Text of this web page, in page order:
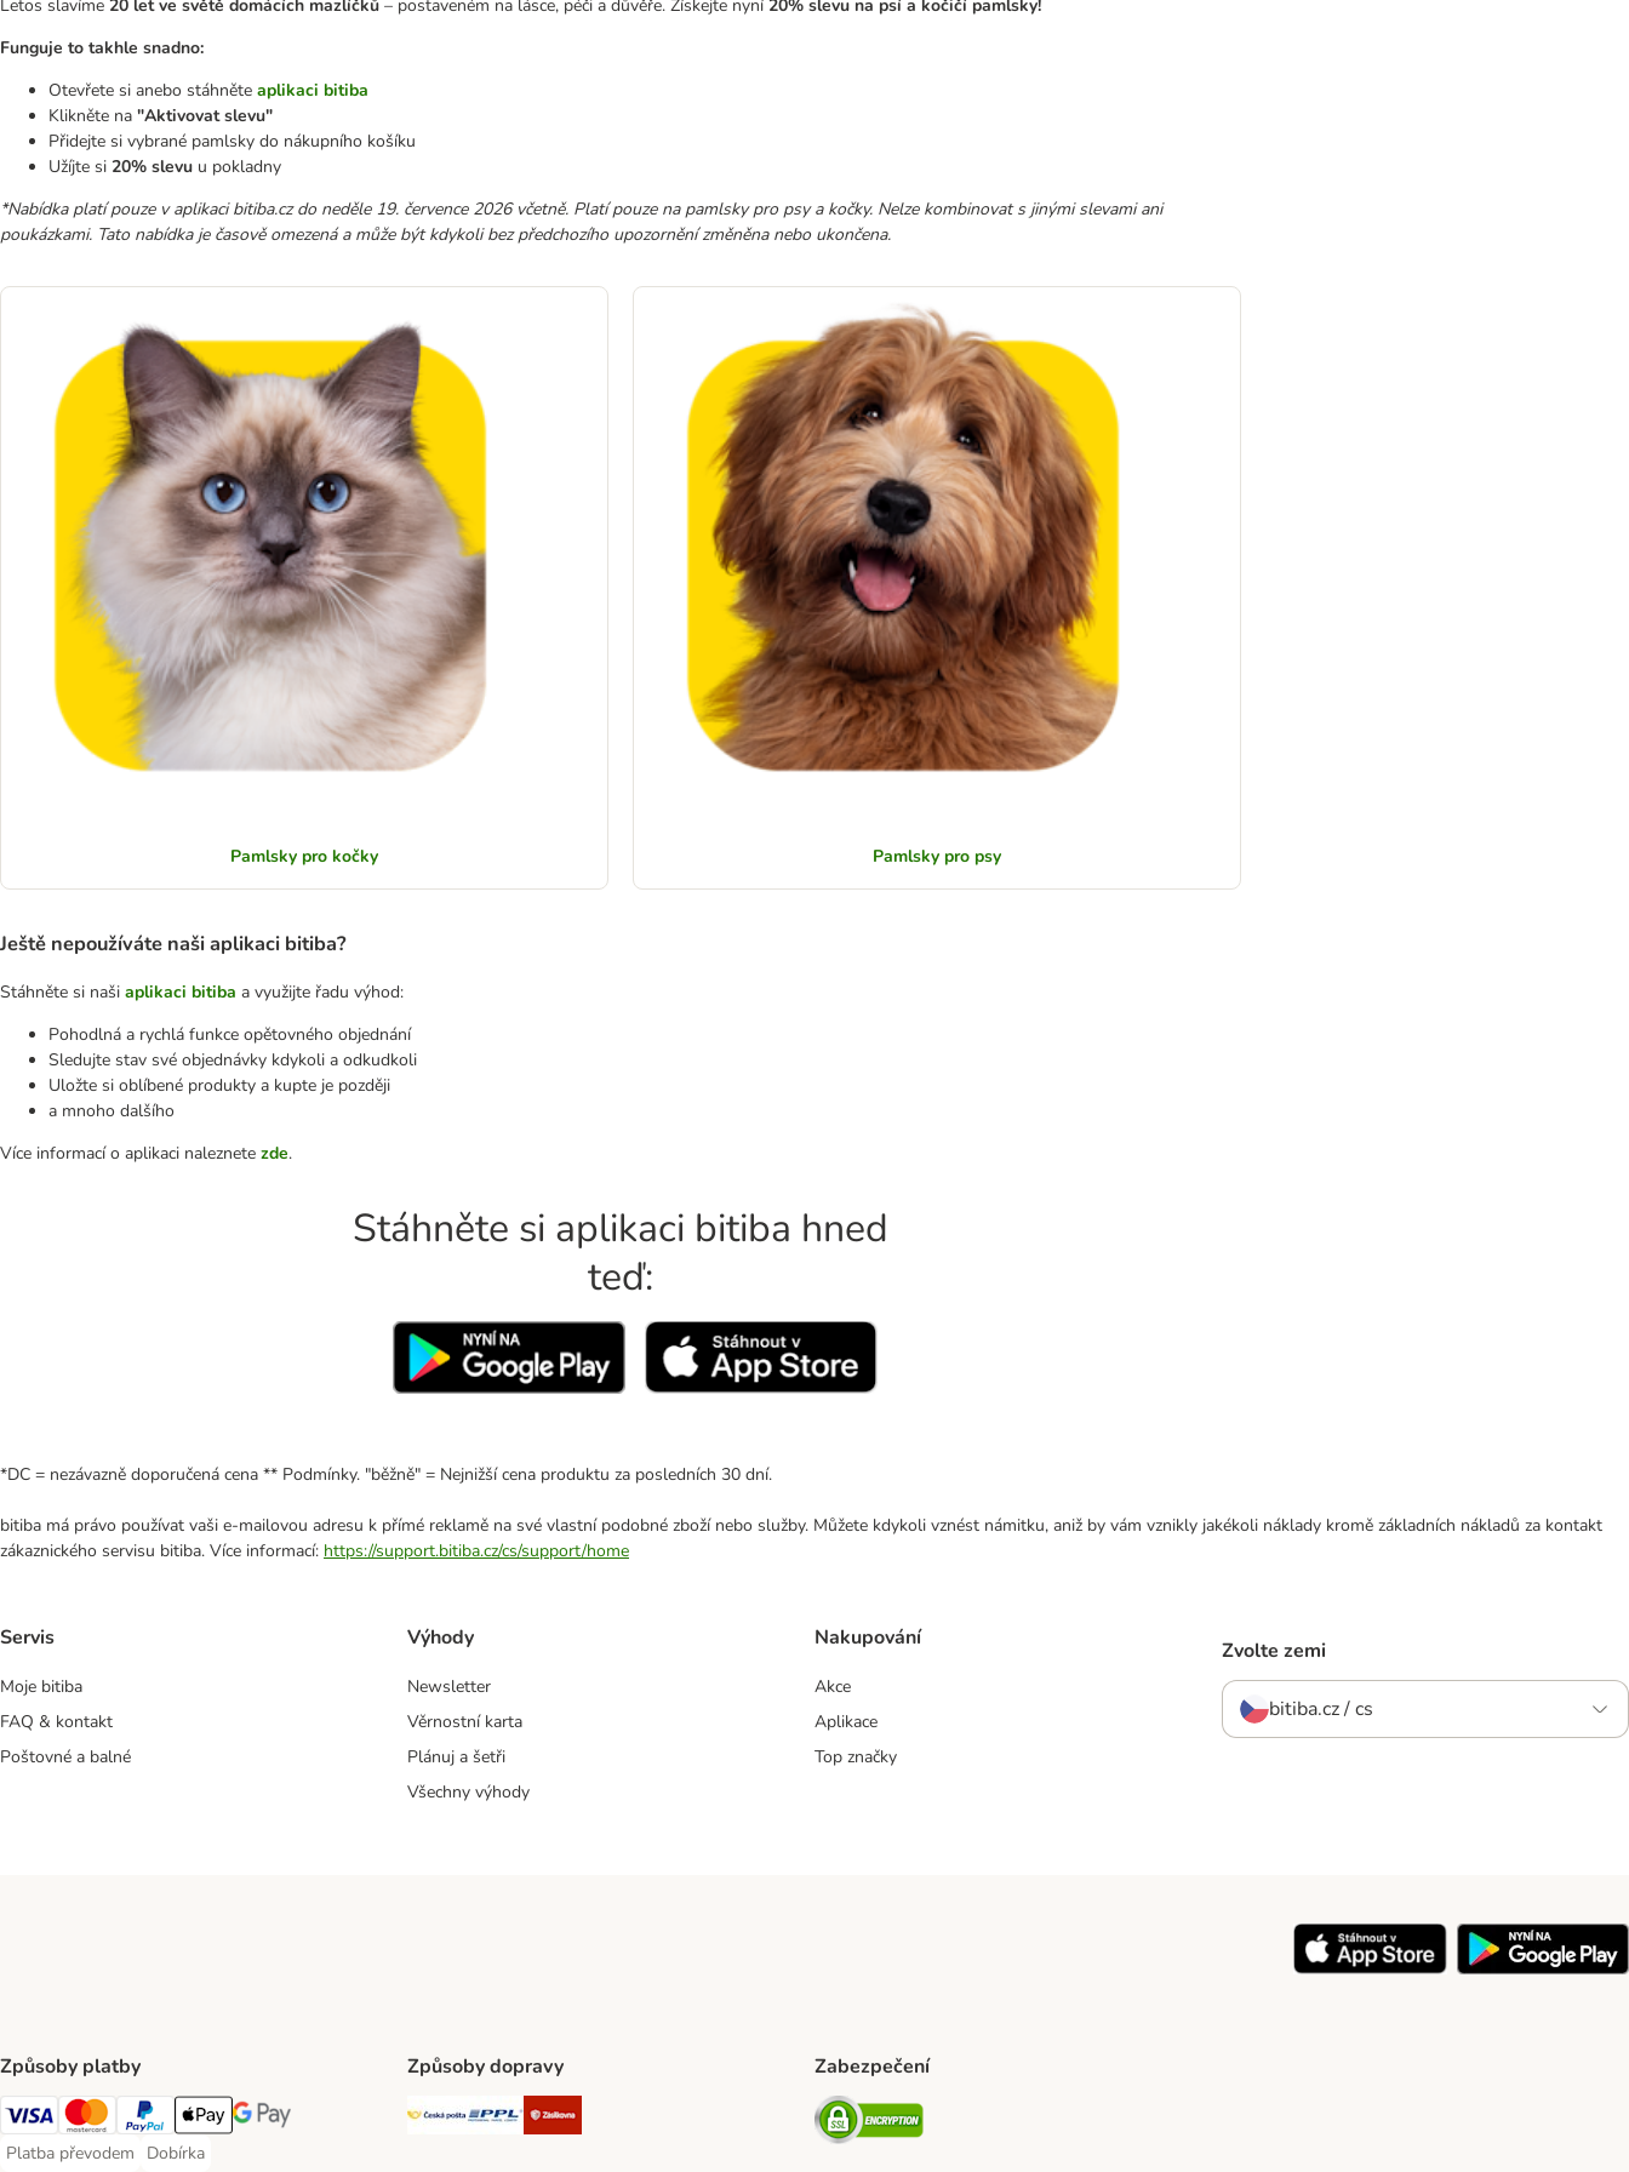
Letos slavíme 20 let ve světě domácích mazlíčků – postaveném na lásce, péči a důvěře. Získejte nyní20% slevu na psí a kočičí pamlsky!
Funguje to takhle snadno:
Otevřete si anebo stáhněte aplikaci bitiba
Klikněte na "Aktivovat slevu"
Přidejte si vybrané pamlsky do nákupního košíku
Užíjte si 20% slevu u pokladny
*Nabídka platí pouze v aplikaci bitiba.cz do neděle 19. července 2026 včetně. Platí pouze na pamlsky pro psy a kočky. Nelze kombinovat s jinými slevami ani
poukázkami. Tato nabídka je časově omezená a může být kdykoli bez předchozího upozornění změněna nebo ukončena.
Pamlsky pro kočky Pamlsky pro psy
Ještě nepoužíváte naši aplikaci bitiba?
Stáhněte si naši aplikaci bitiba a využijte řadu výhod:
Pohodlná a rychlá funkce opětovného objednání
Sledujte stav své objednávky kdykoli a odkudkoli
Uložte si oblíbené produkty a kupte je později
a mnoho dalšího
Více informací o aplikaci naleznete zde.
Stáhněte si aplikaci bitiba hned
teď:
*DC = nezávazně doporučená cena ** Podmínky. "běžně" = Nejnižší cena produktu za posledních 30 dní.
bitiba má právo používat vaši e-mailovou adresu k přímé reklamě na své vlastní podobné zboží nebo služby. Můžete kdykoli vznést námitku, aniž by vám vznikly jakékoli náklady kromě základních nákladů za kontakt
zákaznického servisu bitiba. Více informací: https://support.bitiba.cz/cs/support/home
Servis
Moje bitiba
FAQ & kontakt
Poštovné a balné
Výhody
Newsletter
Věrnostní karta
Plánuj a šetři
Všechny výhody
Nakupování
Akce
Aplikace
Top značky
Zvolte zemi
bitiba.cz / cs
Způsoby platby
Visa Payment Method
mastercard Payment Method
PayPal Payment Method
Apple pay Payment Method
Google Pay Payment Method
Platba převodem
Platba převodem Payment Method
Dobírka
Dobírka Payment Method
Způsoby dopravy
Česká pošta Shipping Method
PPL Shipping Method
Zabezpečení
Security